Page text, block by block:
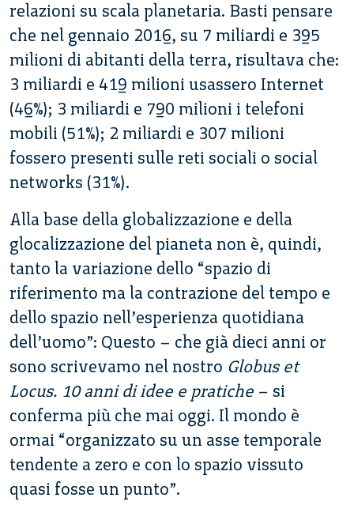
relazioni su scala planetaria. Basti pensare
che nel gennaio 2016, su 7 miliardi e 395
milioni di abitanti della terra, risultava che:
3 miliardi e 419 milioni usassero Internet
(46%); 3 miliardi e 790 milioni i telefoni
mobili (51%); 2 miliardi e 307 milioni
fossero presenti sulle reti sociali o social
networks (31%).
Alla base della globalizzazione e della
glocalizzazione del pianeta non è, quindi,
tanto la variazione dello “spazio di
riferimento ma la contrazione del tempo e
dello spazio nell’esperienza quotidiana
dell’uomo”: Questo – che già dieci anni or
sono scrivevamo nel nostro Globus et
Locus. 10 anni di idee e pratiche – si
conferma più che mai oggi. Il mondo è
ormai “organizzato su un asse temporale
tendente a zero e con lo spazio vissuto
quasi fosse un punto”.